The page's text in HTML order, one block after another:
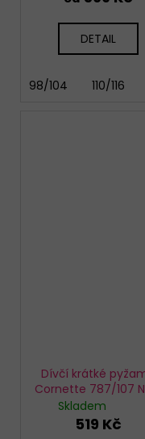
DETAIL
98/104 110/116
Dívčí krátké
Cornette 787/107
Skladem
519 Kč